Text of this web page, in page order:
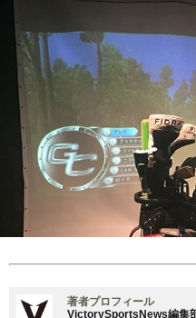
著者プロフィール
VictorySportsNews編集